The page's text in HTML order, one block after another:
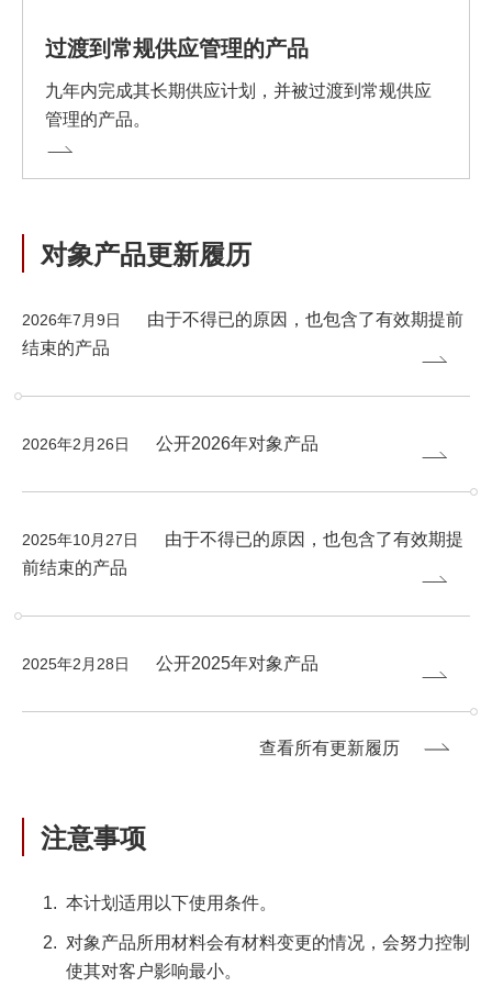
过渡到常规供应管理的产品
九年内完成其长期供应计划，并被过渡到常规供应
管理的产品。
对象产品更新履历
2026年7月9日
由于不得已的原因，也包含了有效期提前
结束的产品
2026年2月26日 公开2026年对象产品
2025年10月27日
由于不得已的原因，也包含了有效期提
前结束的产品
2025年2月28日 公开2025年对象产品
查看所有更新履历
注意事项
本计划适用以下使用条件。
对象产品所用材料会有材料变更的情况，会努力控制
使其对客户影响最小。